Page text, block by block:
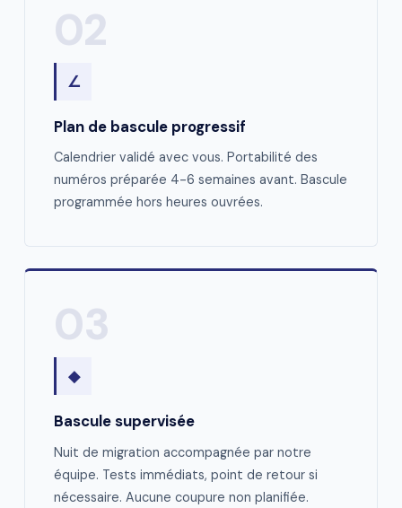
02
∠
Plan de bascule progressif
Calendrier validé avec vous. Portabilité des
numéros préparée 4-6 semaines avant. Bascule
programmée hors heures ouvrées.
03
◆
Bascule supervisée
Nuit de migration accompagnée par notre
équipe. Tests immédiats, point de retour si
nécessaire. Aucune coupure non planifiée.